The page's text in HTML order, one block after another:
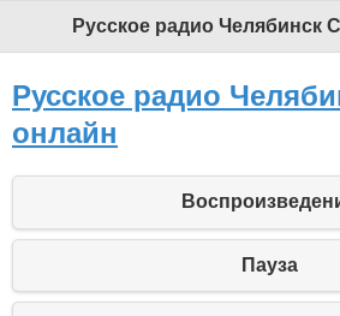
Русское радио
онлайн
Пауза